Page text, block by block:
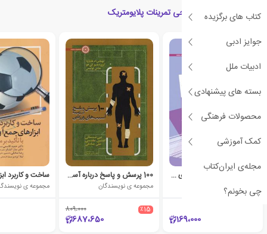
کتاب های برگزیده
جوایز ادبی
ادبیات ملل
بسته های پیشنهادی
محصولات فرهنگی
کمک آموزشی
مجله‌ی ایران‌کتاب
چی بخونم؟
کتاب های مرتبط با طراحی تمرینات پلایومتریک
مدیریت برگزاری رویداد های ورزش دانشگاهی
مجموعه ی نویسندگان
169،000
100 پرسش و پاسخ درباره آسیبهای ورزشی شما
مجموعه ی نویسندگان
٪15 809،000
687،650
مجموعه ی